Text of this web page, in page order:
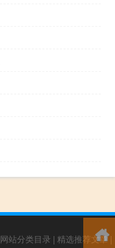
网站分类目录 | 精选推荐文章|